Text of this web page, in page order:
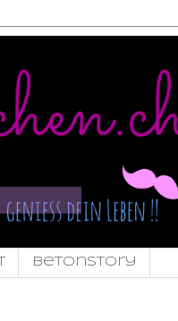
Betonstory